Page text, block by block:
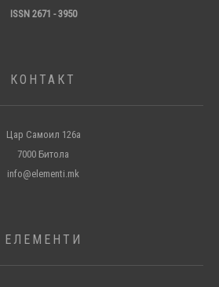
ISSN 2671 - 3950
КОНТАКТ
Цар Самоил 126а
7000 Битола
info@elementi.mk
ЕЛЕМЕНТИ